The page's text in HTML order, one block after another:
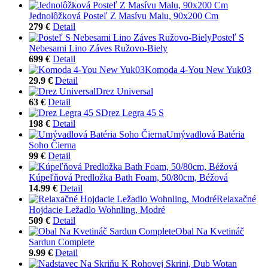
Jednolôžková Posteľ Z Masívu Malu, 90x200 Cm
279 € Detail
Posteľ S
Nebesami Lino Záves Ružovo-Biely
699 € Detail
Komoda 4-You New Yuk03
29.9 € Detail
Drez Universal
63 € Detail
Drez Legra 45 S
198 € Detail
Umývadlová Batéria
Soho Čierna
99 € Detail
Kúpeľňová Predložka Bath Foam, 50/80cm, Béžová
14.99 € Detail
Relaxačné
Hojdacie Ležadlo Wohnling, Modré
509 € Detail
Obal Na Kvetináč
Sardun Complete
9.99 € Detail